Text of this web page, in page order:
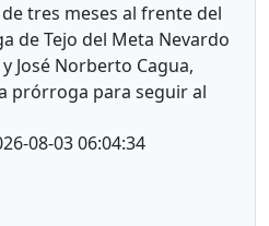
tres meses al frente del
de Tejo del Meta Nevardo
José Norberto Cagua,
prórroga para seguir al
no le fue concedida por
de Tejo, que decidió
Proliga.
08-03 06:04:34